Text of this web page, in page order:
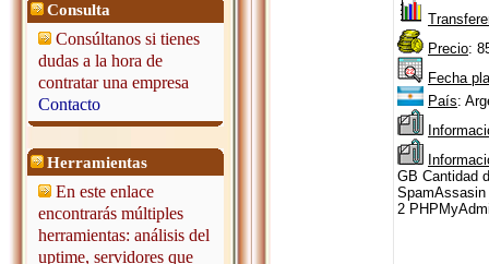
Consulta
Consúltanos si tienes
dudas a la hora de
contratar una empresa
Contacto
Herramientas
En este enlace
encontrarás múltiples
herramientas: análisis del
uptime, servidores que
Precio:
Fecha
País:
GB Cantidad
2